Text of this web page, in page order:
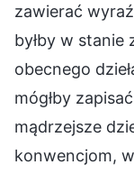
zawierać
byłby w stanie
obecnego
mógłby
mądrzejsze
konwencjom,